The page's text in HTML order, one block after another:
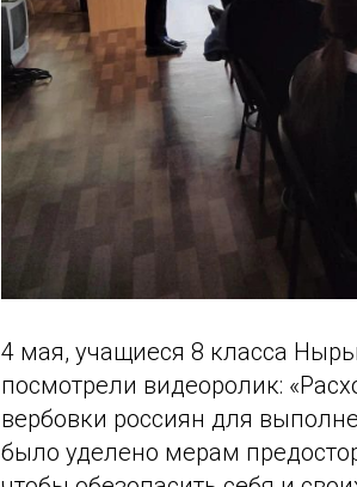
4 мая, учащиеся 8 класса
посмотрели видеоролик:
вербовки россиян для
было уделено мерам